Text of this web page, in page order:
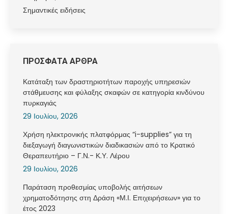
Σημαντικές ειδήσεις
ΠΡΟΣΦΑΤΑ ΑΡΘΡΑ
Κατάταξη των δραστηριοτήτων παροχής υπηρεσιών
στάθμευσης και φύλαξης σκαφών σε κατηγορία κινδύνου
πυρκαγιάς
29 Ιουλίου, 2026
Χρήση ηλεκτρονικής πλατφόρμας “i-supplies” για τη
διεξαγωγή διαγωνιστικών διαδικασιών από το Κρατικό
Θεραπευτήριο – Γ.Ν.- Κ.Υ. Λέρου
29 Ιουλίου, 2026
Παράταση προθεσμίας υποβολής αιτήσεων
χρηματοδότησης στη Δράση «Μ.Ι. Επιχειρήσεων» για το
έτος 2023